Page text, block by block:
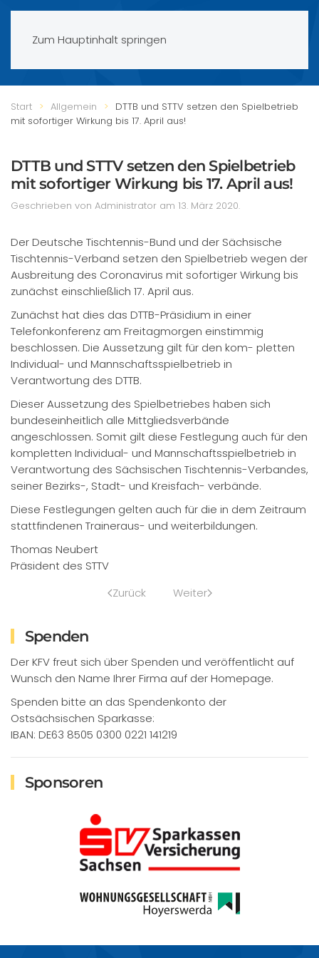
Zum Hauptinhalt springen
Start Allgemein
DTTB und STTV setzen den Spielbetrieb
mit sofortiger Wirkung bis 17. April aus!
DTTB und STTV setzen den Spielbetrieb
mit sofortiger Wirkung bis 17. April aus!
Geschrieben von Administrator am 13. März 2020.
Der Deutsche Tischtennis-Bund und der Sächsische
Tischtennis-Verband setzen den Spielbetrieb wegen der
Ausbreitung des Coronavirus mit sofortiger Wirkung bis
zunächst einschließlich 17. April aus.
Zunächst hat dies das DTTB-Präsidium in einer
Telefonkonferenz am Freitagmorgen einstimmig
beschlossen. Die Aussetzung gilt für den kom- pletten
Individual- und Mannschaftsspielbetrieb in
Verantwortung des DTTB.
Dieser Aussetzung des Spielbetriebes haben sich
bundeseinheitlich alle Mittgliedsverbände
angeschlossen. Somit gilt diese Festlegung auch für den
kompletten Individual- und Mannschaftsspielbetrieb in
Verantwortung des Sächsischen Tischtennis-Verbandes,
seiner Bezirks-, Stadt- und Kreisfach- verbände.
Diese Festlegungen gelten auch für die in dem Zeitraum
stattfindenen Traineraus- und weiterbildungen.
Thomas Neubert
Präsident des STTV
Zurück
Weiter
Spenden
Der KFV freut sich über Spenden und veröffentlicht auf
Wunsch den Name Ihrer Firma auf der Homepage.
Spenden bitte an das Spendenkonto der
Ostsächsischen Sparkasse:
IBAN: DE63 8505 0300 0221 141219
Sponsoren